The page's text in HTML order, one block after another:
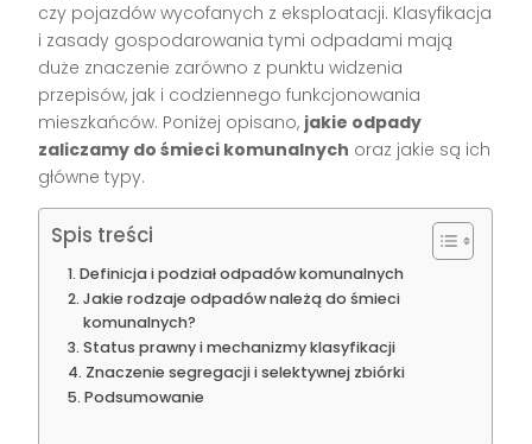
czy pojazdów wycofanych z eksploatacji. Klasyfikacja
i zasady gospodarowania tymi odpadami mają
duże znaczenie zarówno z punktu widzenia
przepisów, jak i codziennego funkcjonowania
mieszkańców. Poniżej opisano, jakie odpady
zaliczamy do śmieci komunalnych oraz jakie są ich
główne typy.
Spis treści
Definicja i podział odpadów komunalnych
Jakie rodzaje odpadów należą do śmieci
komunalnych?
Status prawny i mechanizmy klasyfikacji
Znaczenie segregacji i selektywnej zbiórki
Podsumowanie